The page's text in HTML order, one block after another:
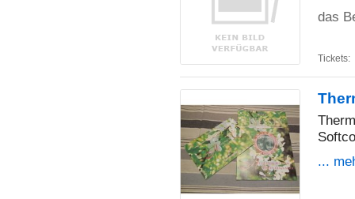
das
Tickets:
...